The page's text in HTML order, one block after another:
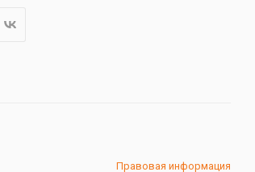
Правовая информация